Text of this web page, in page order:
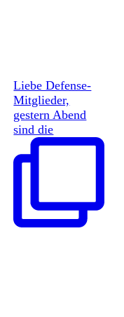
Liebe Defense-
Mitglieder,
gestern Abend
sind die